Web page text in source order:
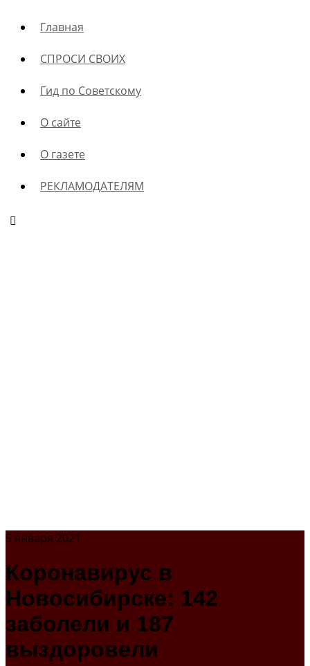
Главная
СПРОСИ СВОИХ
Гид по Советскому
О сайте
О газете
РЕКЛАМОДАТЕЛЯМ
5 января 2021
Коронавирус в
Новосибирске: 142
заболели и 187
выздоровели